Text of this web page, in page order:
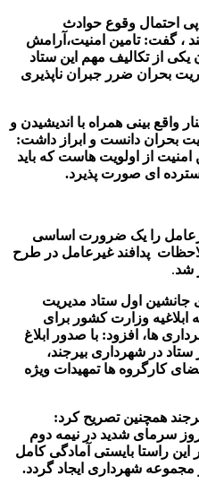
پی احتمال وقوع حوادث
، گفت: تامین امنیت،آرامش
از تکالیف مهم این ستاد
بحران ضرر جبران ناپذیری
واقع بینی همراه با اندیشیدن و
بحران دانست و ابراز داشت:
از اولویت هاست که باید
ای صورت پذیرد.
را یک ضرورت اساسی
پدافند غیرعامل در طرح
شد.
اول ستاد مدیریت
ابلاغیه وزارت کشور برای
ها، افزود: با صدور ابلاغ
در شهرداری بیرجند،
کارگروه ها تمهیدات ویژه
همچنین تصریح کرد:
سرمای شدید در نیمه دوم
راستا بایستی آمادگی کامل
شهرداری ایجاد گردد.